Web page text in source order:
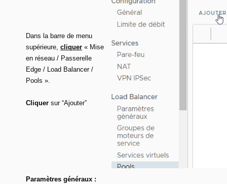
Dans la barre de menu
supérieure, cliquer « Mise
en réseau / Passerelle
Edge / Load Balancer /
Pools ».
Cliquer sur “Ajouter”
Paramètres généraux :